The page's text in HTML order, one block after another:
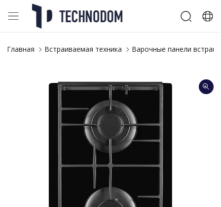
Главная Встраиваемая техника Варочные панели